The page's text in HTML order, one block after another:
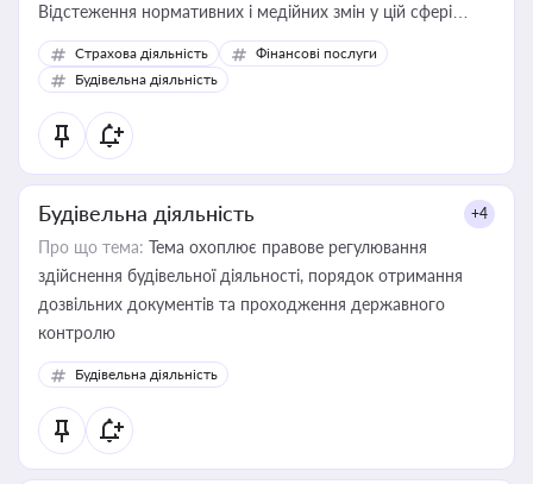
Відстеження нормативних і медійних змін у цій сфері
корисне для власника бізнесу, керівника, юриста або
бухгалтера під час оподаткування, приватизації, оренди
державного майна, корпоративних угод і перевірки
статусу суб'єктів оціночної діяльності
Страхова діяльність
Фінансові послуги
Будівельна діяльність
Будівельна діяльність +4
Про що тема: Тема охоплює правове регулювання
здійснення будівельної діяльності, порядок отримання
дозвільних документів та проходження державного
контролю
Будівельна діяльність